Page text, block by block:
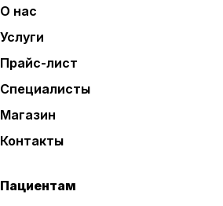
О нас
Услуги
Прайс-лист
Специалисты
Магазин
Контакты
Пациентам